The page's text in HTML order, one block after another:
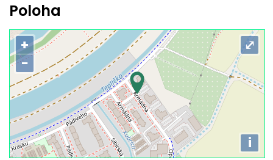
Poloha
+
−
i
⤢